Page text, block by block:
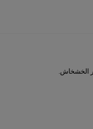
الخشخاش.